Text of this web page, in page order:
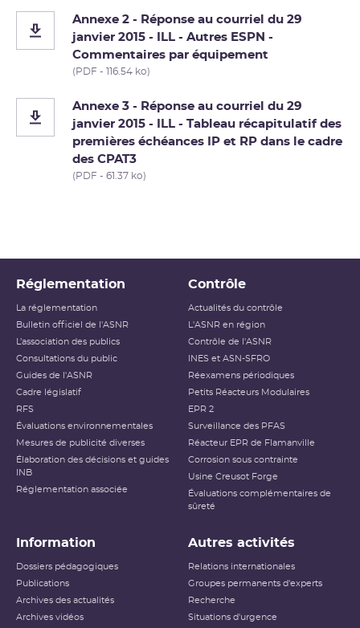
Annexe 2 - Réponse au courriel du 29
janvier 2015 - ILL - Autres ESPN -
Commentaires par équipement
(PDF - 116.54 ko)
Annexe 3 - Réponse au courriel du 29
janvier 2015 - ILL - Tableau récapitulatif des
premières échéances IP et RP dans le cadre
des CPAT3
(PDF - 61.37 ko)
Réglementation
La réglementation
Bulletin officiel de l'ASNR
L’association des publics
Consultations du public
Guides de l'ASNR
Cadre législatif
RFS
Évaluations environnementales
Mesures de publicité diverses
Élaboration des décisions et guides
INB
Réglementation associée
Contrôle
Actualités du contrôle
L'ASNR en région
Contrôle de l'ASNR
INES et ASN-SFRO
Réexamens périodiques
Petits Réacteurs Modulaires
EPR 2
Surveillance des PFAS
Réacteur EPR de Flamanville
Corrosion sous contrainte
Usine Creusot Forge
Évaluations complémentaires de
sûreté
Information
Dossiers pédagogiques
Publications
Archives des actualités
Archives vidéos
Autres activités
Relations internationales
Groupes permanents d'experts
Recherche
Situations d'urgence